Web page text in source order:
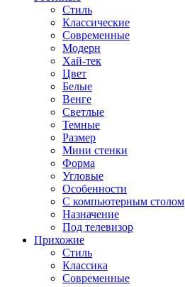
Стиль
Классические
Современные
Модерн
Хай-тек
Цвет
Белые
Венге
Светлые
Темные
Размер
Мини стенки
Форма
Угловые
Особенности
С компьютерным столом
Назначение
Под телевизор
Прихожие
Стиль
Классика
Современные